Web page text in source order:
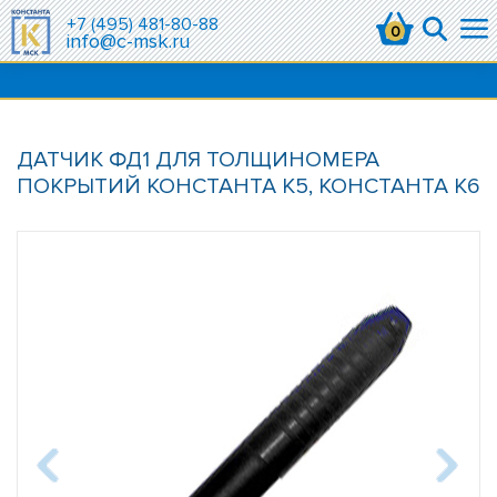
0
+7 (495) 481-80-88
info@c-msk.ru
ДАТЧИК ФД1 ДЛЯ ТОЛЩИНОМЕРА
ПОКРЫТИЙ КОНСТАНТА К5, КОНСТАНТА К6